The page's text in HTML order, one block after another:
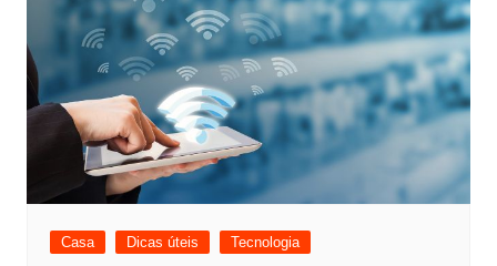
Casa Dicas úteis Tecnologia